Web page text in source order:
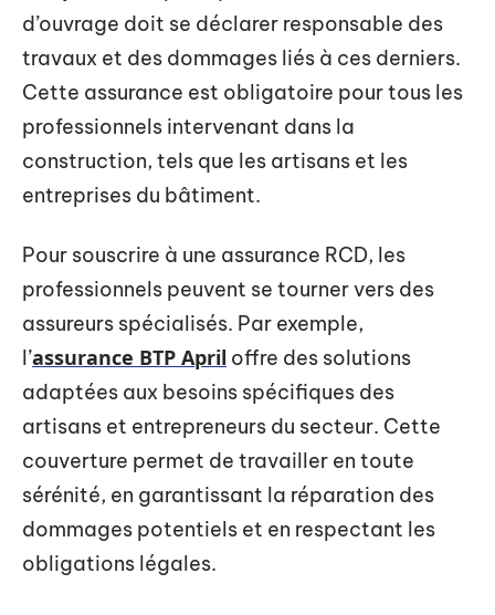
d’ouvrage doit se déclarer responsable des
travaux et des dommages liés à ces derniers.
Cette assurance est obligatoire pour tous les
professionnels intervenant dans la
construction, tels que les artisans et les
entreprises du bâtiment.
Pour souscrire à une assurance RCD, les
professionnels peuvent se tourner vers des
assureurs spécialisés. Par exemple,
l’assurance BTP April offre des solutions
adaptées aux besoins spécifiques des
artisans et entrepreneurs du secteur. Cette
couverture permet de travailler en toute
sérénité, en garantissant la réparation des
dommages potentiels et en respectant les
obligations légales.